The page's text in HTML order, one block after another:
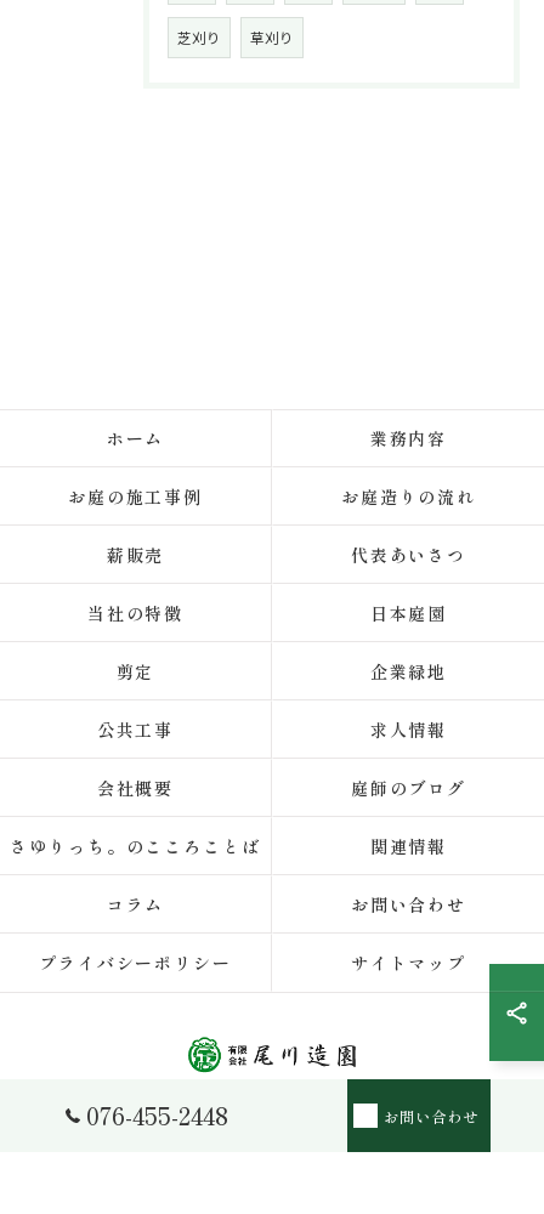
芝刈り 草刈り
076-455-2448 お問い合わせ
ホーム 業務内容
お庭の施工事例 お庭造りの流れ
薪販売 代表あいさつ
当社の特徴 日本庭園
剪定 企業緑地
公共工事 求人情報
会社概要 庭師のブログ
さゆりっち。のこころことば 関連情報
コラム お問い合わせ
プライバシーポリシー サイトマップ
© 2026 富山県富山市の造園なら有限会社尾川造園 ALL RIGHTS RESERVED.